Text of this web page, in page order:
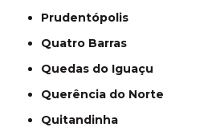
Prudentópolis
Quatro Barras
Quedas do Iguaçu
Querência do Norte
Quitandinha